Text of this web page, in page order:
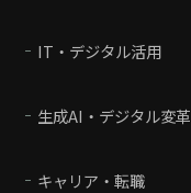
IT・デジタル活用
生成AI・デジタル変革
キャリア・転職